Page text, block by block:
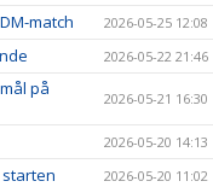
match 2026-05-25 12:08
2026-05-22 21:46
på
2026-05-21 16:30
2026-05-20 14:13
starten 2026-05-20 11:02